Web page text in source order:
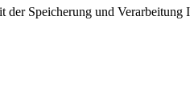
Speicherung und